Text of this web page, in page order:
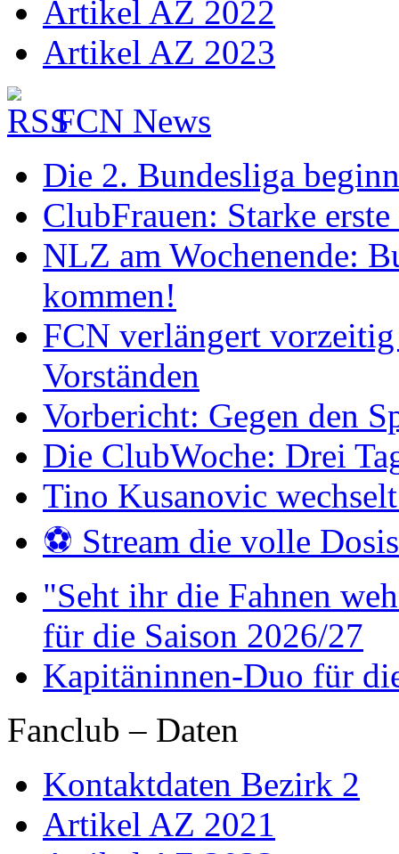
Artikel AZ 2022
Artikel AZ 2023
FCN News
Die 2. Bundesliga
ClubFrauen: Starke
NLZ am Wochenende:
kommen!
FCN verlängert
Vorständen
Vorbericht: Gegen den
Die ClubWoche: Drei
Tino Kusanovic
⚽️ Stream die volle
"Seht ihr die Fahnen
für die Saison 2026/27
Kapitäninnen-Duo für
Fanclub – Daten
Kontaktdaten Bezirk 2
Artikel AZ 2021